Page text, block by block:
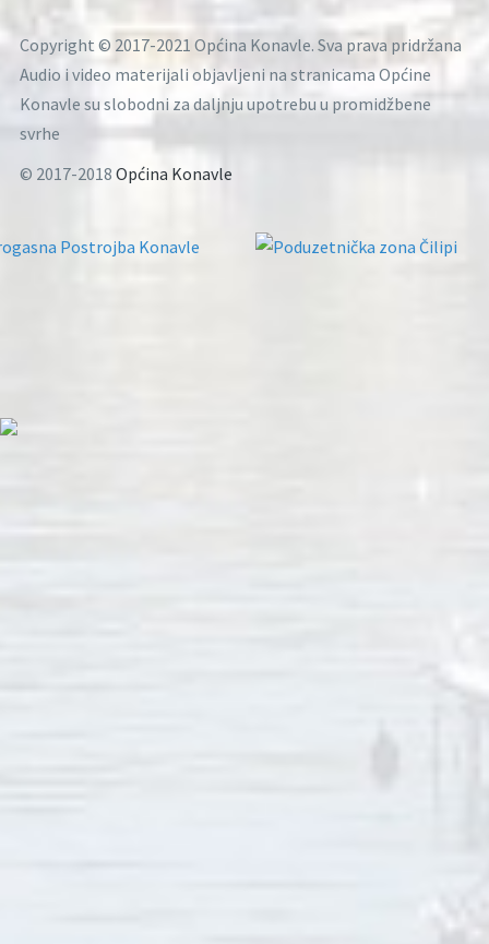
Copyright © 2017-2021 Općina Konavle. Sva prava pridržana
Audio i video materijali objavljeni na stranicama Općine
Konavle su slobodni za daljnju upotrebu u promidžbene
svrhe
© 2017-2018 Općina Konavle